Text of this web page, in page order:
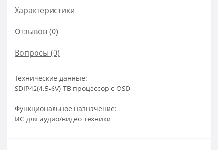
Характеристики
Отзывов (0)
Вопросы (0)
Технические данные:
SDIP42(4.5-6V) ТВ процессор c OSD
Функциональное назначение:
ИС для аудио/видео техники